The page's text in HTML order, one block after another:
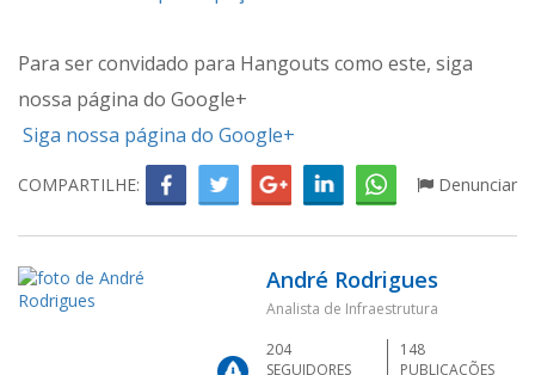
Para ser convidado para Hangouts como este, siga
nossa página do Google+
Siga nossa página do Google+
COMPARTILHE: Denunciar
André Rodrigues
Analista de Infraestrutura
204
SEGUIDORES
148
PUBLICAÇÕES